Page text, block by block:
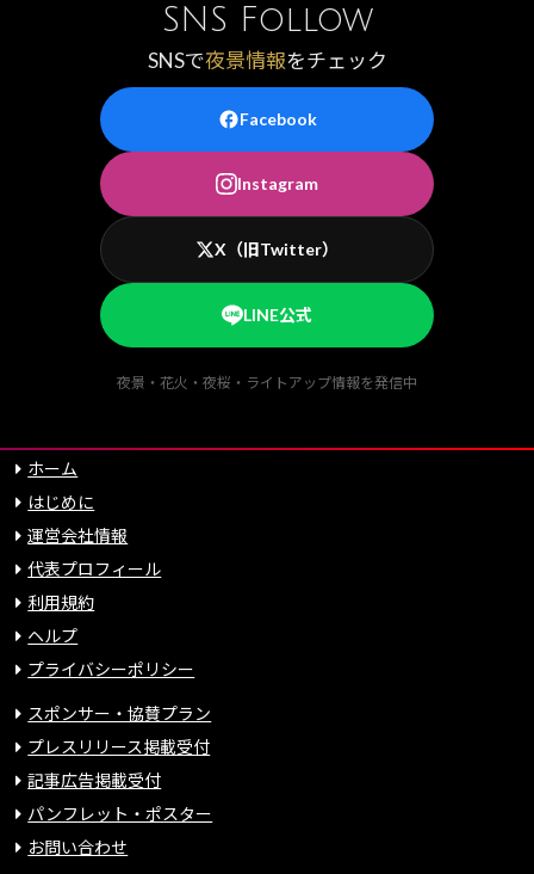
SNS Follow
SNSで夜景情報をチェック
Facebook
Instagram
X（旧Twitter）
LINE公式
夜景・花火・夜桜・ライトアップ情報を発信中
ホーム
はじめに
運営会社情報
代表プロフィール
利用規約
ヘルプ
プライバシーポリシー
スポンサー・協賛プラン
プレスリリース掲載受付
記事広告掲載受付
パンフレット・ポスター
お問い合わせ